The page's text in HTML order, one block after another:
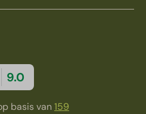
9.0
basis van159